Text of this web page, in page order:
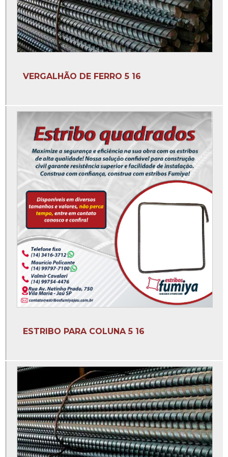
Empresa fabricante de brocas
Empresas de coluna
Estribo para coluna 3 8
Estribo redondo para coluna
Estribos à venda
Estribos colunas
Estribos de ferro
Estribos de ferro 12x27
Estribos de ferro 3 8
Estribos de ferro para coluna
Estribos de ferro para construção preço
Estribos para construção
Estribos para construção civil
Estribos para vigas
Fábrica de arame recozido
Fábrica de coluna de ferro
Fábrica de colunas vigas e sapatas
Fábrica de estribo
Fábrica de estribo para construção
Fábrica de estribos para construção civil
VERGALHÃO DE FERRO 5 16
ESTRIBO PARA COLUNA 5 16